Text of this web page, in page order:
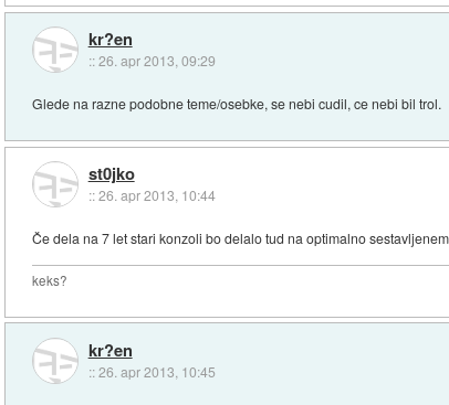
kr?en
::26. apr 2013, 09:29
Glede na razne podobne teme/osebke, se nebi cudil, ce nebi bil trol.
st0jko
::26. apr 2013, 10:44
Če dela na 7 let stari konzoli bo delalo tud na optimalno
keks?
kr?en
::26. apr 2013, 10:45